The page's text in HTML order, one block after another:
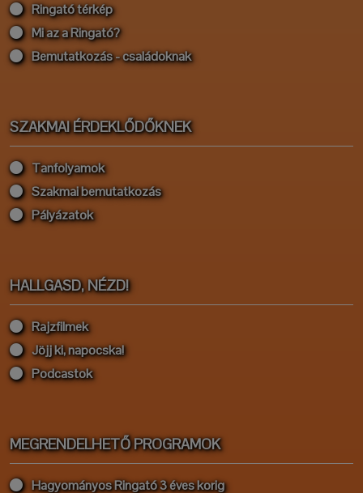
Ringató térkép
Mi az a Ringató?
Bemutatkozás - családoknak
SZAKMAI ÉRDEKLŐDŐKNEK
Tanfolyamok
Szakmai bemutatkozás
Pályázatok
HALLGASD, NÉZD!
Rajzfilmek
Jöjj ki, napocska!
Podcastok
MEGRENDELHETŐ PROGRAMOK
Hagyományos Ringató 3 éves korig